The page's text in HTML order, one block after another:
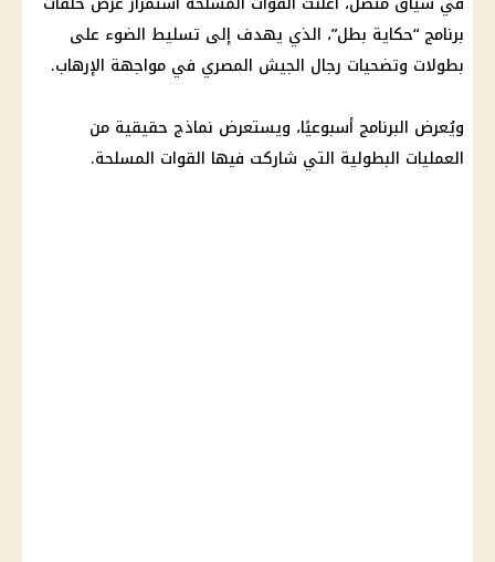
برنامج “حكاية بطل”، الذي يهدف إلى تسليط الضوء على
بطولات وتضحيات رجال الجيش المصري في مواجهة الإرهاب.
ويُعرض البرنامج أسبوعيًا، ويستعرض نماذج حقيقية من
العمليات البطولية التي شاركت فيها القوات المسلحة.